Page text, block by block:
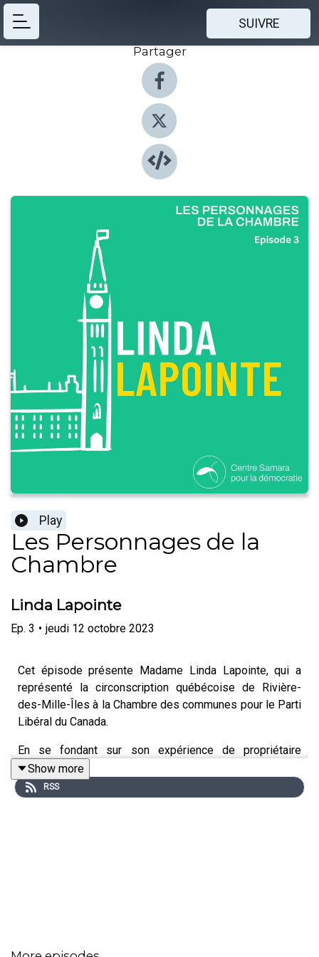
SUIVRE
Partager
Play
Les Personnages de la
Chambre
Linda Lapointe
Ep. 3 • jeudi 12 octobre 2023
Cet épisode présente Madame Linda Lapointe, qui a
représenté la circonscription québécoise de Rivière-
des-Mille-Îles à la Chambre des communes pour le Parti
Libéral du Canada.
En se fondant sur son expérience de propriétaire
d’entreprise, Linda a été députée pendant quatre ans et
son dévouement à la fonction publique s’est poursuivi
après sa défaite. Dans cet épisode, Linda souligne
Avez-vous grandi dans un foyer ou une
Show more
RSS